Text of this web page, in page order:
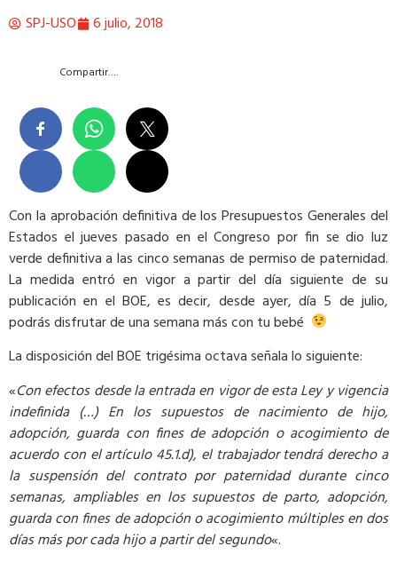
SPJ-USO 6 julio, 2018
Compartir….
Con la aprobación definitiva de los Presupuestos Generales del
Estados el jueves pasado en el Congreso por fin se dio luz
verde definitiva a las cinco semanas de permiso de paternidad.
La medida entró en vigor a partir del día siguiente de su
publicación en el BOE, es decir, desde ayer, día 5 de julio,
podrás disfrutar de una semana más con tu bebé
La disposición del BOE trigésima octava señala lo siguiente:
«Con efectos desde la entrada en vigor de esta Ley y vigencia
indefinida (…) En los supuestos de nacimiento de hijo,
adopción, guarda con fines de adopción o acogimiento de
acuerdo con el artículo 45.1.d), el trabajador tendrá derecho a
la suspensión del contrato por paternidad durante cinco
semanas, ampliables en los supuestos de parto, adopción,
guarda con fines de adopción o acogimiento múltiples en dos
días más por cada hijo a partir del segundo«.